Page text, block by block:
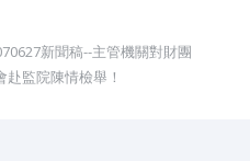
新聞稿--主管機關對財團
監院陳情檢舉！